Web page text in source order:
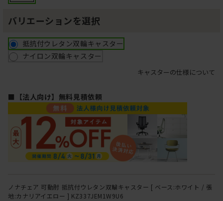
バリエーションを選択
抵抗付ウレタン双輪キャスター
ナイロン双輪キャスター
キャスターの仕様について
■【法人向け】無料見積依頼
ノナチェア 可動肘 抵抗付ウレタン双輪キャスター [ ベース:ホワイト / 張
地:カナリアイエロー ] KZ337JEM1W9U6